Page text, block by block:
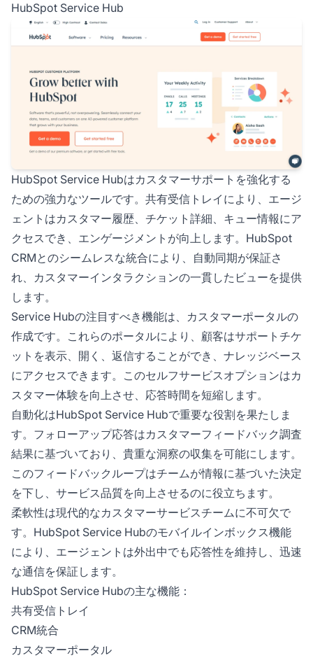
HubSpot Service Hub
HubSpot Service Hubはカスタマーサポートを強化する
ための強力なツールです。共有受信トレイにより、エージ
ェントはカスタマー履歴、チケット詳細、キュー情報にア
クセスでき、エンゲージメントが向上します。HubSpot
CRMとのシームレスな統合により、自動同期が保証さ
れ、カスタマーインタラクションの一貫したビューを提供
します。
Service Hubの注目すべき機能は、カスタマーポータルの
作成です。これらのポータルにより、顧客はサポートチケ
ットを表示、開く、返信することができ、ナレッジベース
にアクセスできます。このセルフサービスオプションはカ
スタマー体験を向上させ、応答時間を短縮します。
自動化はHubSpot Service Hubで重要な役割を果たしま
す。フォローアップ応答はカスタマーフィードバック調査
結果に基づいており、貴重な洞察の収集を可能にします。
このフィードバックループはチームが情報に基づいた決定
を下し、サービス品質を向上させるのに役立ちます。
柔軟性は現代的なカスタマーサービスチームに不可欠で
す。HubSpot Service Hubのモバイルインボックス機能
により、エージェントは外出中でも応答性を維持し、迅速
な通信を保証します。
HubSpot Service Hubの主な機能：
共有受信トレイ
CRM統合
カスタマーポータル